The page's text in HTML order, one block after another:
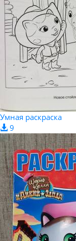
Умная раскраска
9